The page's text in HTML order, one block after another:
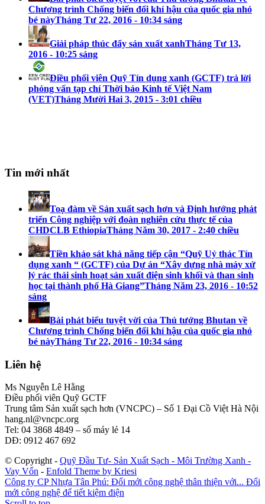
Chương trình Chống biến đổi khí hậu của quốc gia nhỏ
bé nàyTháng Tư 22, 2016 - 10:34 sáng
Giải pháp thúc đẩy sản xuất xanhTháng Tư 13,
2016 - 10:25 sáng
Điều phối viên Quỹ Tín dụng xanh (GCTF) trả lời
phỏng vấn tạp chí Thời báo Kinh tế Việt Nam
(VET)Tháng Mười Hai 3, 2015 - 3:01 chiều
Tin mới nhất
Toạ đàm về Sản xuất sạch hơn và Định hướng phát
triển Công nghiệp với đoàn nghiên cứu thực tế của
CHDCLB EthiopiaTháng Năm 30, 2017 - 2:40 chiều
Tiền khảo sát khả năng tiếp cận “Quỹ Uỷ thác Tín
dụng xanh “ (GCTF) của Dự án “Xây dựng nhà máy xử
lý rác thải sinh hoạt sản xuất điện sinh khối và than sinh
học tại thành phố Hà Giang”Tháng Năm 23, 2016 - 10:52
sáng
Bài phát biểu tuyệt vời của Thủ tướng Bhutan về
Chương trình Chống biến đổi khí hậu của quốc gia nhỏ
bé nàyTháng Tư 22, 2016 - 10:34 sáng
Liên hệ
Ms Nguyễn Lê Hằng
Điều phối viên Quỹ GCTF
Trung tâm Sản xuất sạch hơn (VNCPC) – Số 1 Đại Cồ Việt Hà Nội
hang.nl@vncpc.org
Tel: 04 3868 4849 – số máy lẻ 14
DĐ: 0912 467 692
© Copyright - Quỹ Đầu Tư- Sản Xuất Sạch - Môi Trường Xanh -
Vay Vốn - Enfold Theme by Kriesi
Công ty CP Nhựa Tân Phú: Đổi mới công nghệ thân thiện với... Đổi
mới công nghệ để tiết kiệm điện